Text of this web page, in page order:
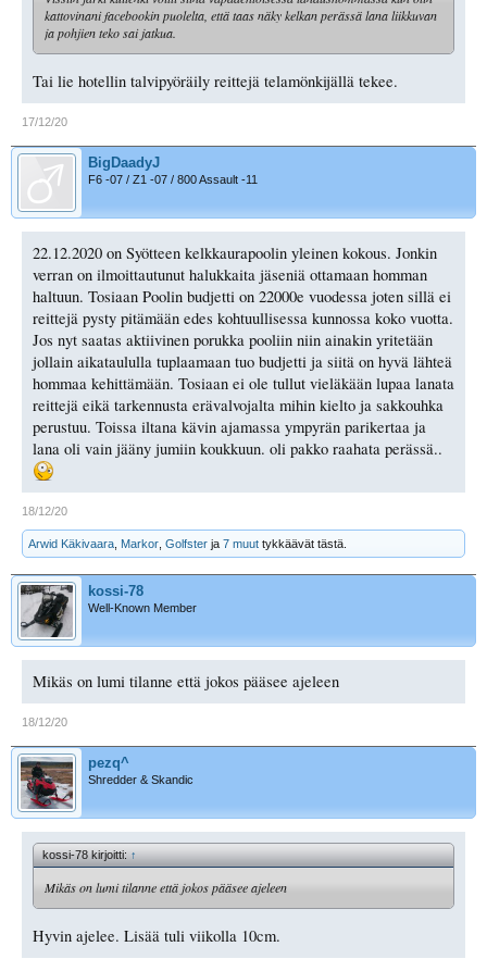
kattovinani facebookin puolelta, että taas näky kelkan perässä lana liikkuvan
ja pohjien teko sai jatkua.
Tai lie hotellin talvipyöräily reittejä telamönkijällä tekee.
17/12/20
BigDaadyJ
F6 -07 / Z1 -07 / 800 Assault -11
22.12.2020 on Syötteen kelkkaurapoolin yleinen kokous. Jonkin
verran on ilmoittautunut halukkaita jäseniä ottamaan homman
haltuun. Tosiaan Poolin budjetti on 22000e vuodessa joten sillä ei
reittejä pysty pitämään edes kohtuullisessa kunnossa koko vuotta.
Jos nyt saatas aktiivinen porukka pooliin niin ainakin yritetään
jollain aikataululla tuplaamaan tuo budjetti ja siitä on hyvä lähteä
hommaa kehittämään. Tosiaan ei ole tullut vieläkään lupaa lanata
reittejä eikä tarkennusta erävalvojalta mihin kielto ja sakkouhka
perustuu. Toissa iltana kävin ajamassa ympyrän parikertaa ja
lana oli vain jääny jumiin koukkuun. oli pakko raahata perässä..
18/12/20
Arwid Käkivaara Markor Golfster ja 7 muut tykkäävät tästä.
kossi-78
Well-Known Member
Mikäs on lumi tilanne että jokos pääsee ajeleen
18/12/20
pezq^
Shredder & Skandic
kossi-78 kirjoitti:↑
Mikäs on lumi tilanne että jokos pääsee ajeleen
Hyvin ajelee. Lisää tuli viikolla 10cm.